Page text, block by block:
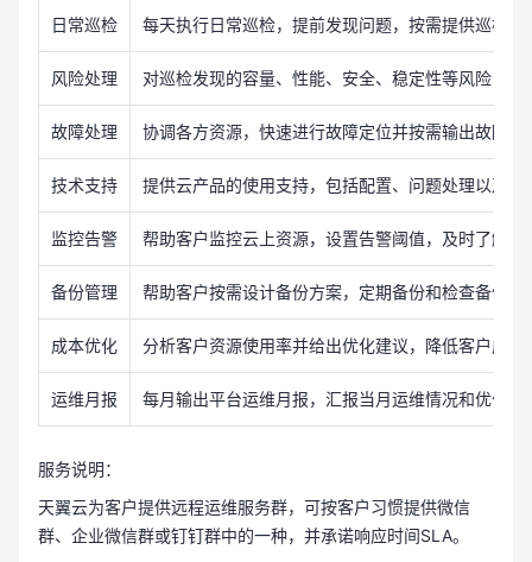
日常巡检 每天执行日常巡检，提前发现问题，按需提供巡检
风险处理 对巡检发现的容量、性能、安全、稳定性等风险，
故障处理 协调各方资源，快速进行故障定位并按需输出故障报
技术支持 提供云产品的使用支持，包括配置、问题处理以及协
监控告警 帮助客户监控云上资源，设置告警阈值，及时了解
备份管理 帮助客户按需设计备份方案，定期备份和检查备份可
成本优化 分析客户资源使用率并给出优化建议，降低客户成本
运维月报 每月输出平台运维月报，汇报当月运维情况和优化建
服务说明：
天翼云为客户提供远程运维服务群，可按客户习惯提供微信
群、企业微信群或钉钉群中的一种，并承诺响应时间SLA。